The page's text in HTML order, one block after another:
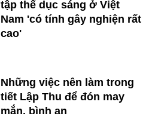
tập thể dục sáng ở Việt
Nam 'có tính gây nghiện rất
cao'
Những việc nên làm trong
tiết Lập Thu để đón may
mắn, bình an